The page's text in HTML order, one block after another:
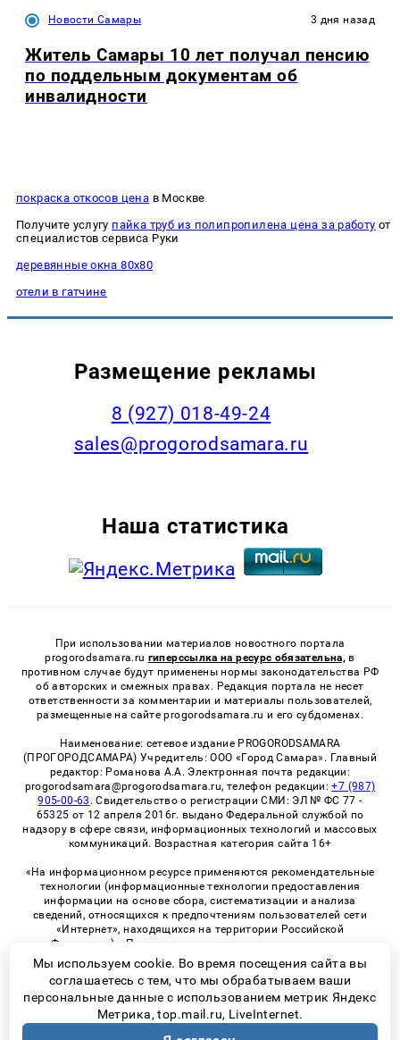
Новости Самары 3 дня назад
Житель Самары 10 лет получал пенсию
по поддельным документам об
инвалидности
покраска откосов цена в Москве
Получите услугу пайка труб из полипропилена цена за работу от
специалистов сервиса Руки
деревянные окна 80х80
отели в гатчине
Размещение рекламы
8 (927) 018-49-24
sales@progorodsamara.ru
Наша статистика
При использовании материалов новостного портала
progorodsamara.ru гиперссылка на ресурс обязательна, в
противном случае будут применены нормы законодательства РФ
об авторских и смежных правах. Редакция портала не несет
ответственности за комментарии и материалы пользователей,
размещенные на сайте progorodsamara.ru и его субдоменах.
Наименование: сетевое издание PROGORODSAMARA
(ПРОГОРОДСАМАРА) Учредитель: ООО «Город Самара». Главный
редактор: Романова А.А. Электронная почта редакции:
progorodsamara@progorodsamara.ru, телефон редакции:+7 (987)
905-00-63 . Свидетельство о регистрации СМИ: ЭЛ № ФС 77 -
65325 от 12 апреля 2016г. выдано Федеральной службой по
надзору в сфере связи, информационных технологий и массовых
коммуникаций. Возрастная категория сайта 16+
«На информационном ресурсе применяются рекомендательные
технологии (информационные технологии предоставления
информации на основе сбора, систематизации и анализа
сведений, относящихся к предпочтениям пользователей сети
«Интернет», находящихся на территории Российской
Федерации)». Правила применения рекомендательных
технологий в виджетах рекламно-обменной сети
«СМИ2» (PDF)
© 2026 «ProGorodSamara» | Все права защищены
Мы используем cookie. Во время посещения сайта вы
соглашаетесь с тем, что мы обрабатываем ваши
персональные данные с использованием метрик Яндекс
Метрика, top.mail.ru, LiveInternet.